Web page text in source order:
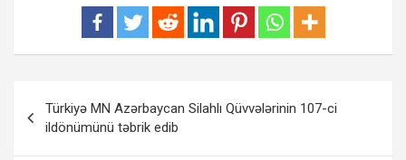
naviqasiyası
Türkiyə MN Azərbaycan Silahlı Qüvvələrinin 107-ci
ildönümünü təbrik edib